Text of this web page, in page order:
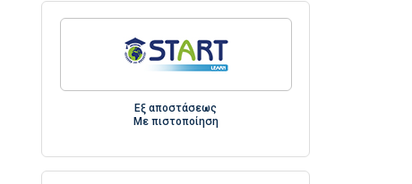
Εξ αποστάσεως
Με πιστοποίηση